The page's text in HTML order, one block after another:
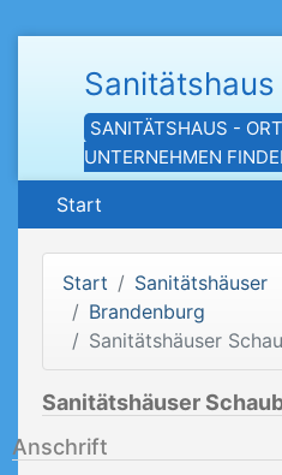
SANITÄTSHAUS -
UNTERNEHMEN
Start
Start
Sanitätshäuser
Brandenburg
Sanitätshäuser
Sanitätshäuser
Anschrift